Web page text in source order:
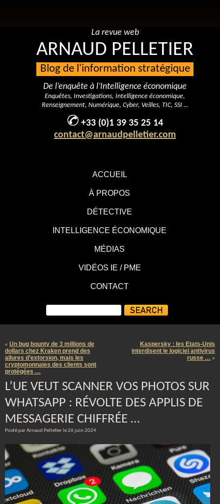
ACCUEIL
À PROPOS
DÉTECTIVE
INTELLIGENCE ÉCONOMIQUE
MÉDIAS
VIDÉOS IE / PME
CONTACT
La revue web
ARNAUD PELLETIER
Blog de l'information stratégique
De l’enquête à l’Intelligence économique
Enquêtes, Investigations, Intelligence économique,
Renseignement, Numérique, Cyber, Veilles, TIC, SSI …
+33 (0)1 39 35 25 14
contact@arnaudpelletier.com
« Un bug bounty de 3 millions de
dollars chez Kraken prend des
allures d’extorsion, mais les
cryptomonnaies des clients sont
protégées …
Kaspersky : les Etats-Unis
interdisent le logiciel antivirus
russe … »
L’UE VEUT SCANNER VOS PHOTOS SUR
WHATSAPP : RÉVOLTE DES APPLIS DE
MESSAGERIE CHIFFRÉE …
Posté par Arnaud Pelletier le 26 juin 2024